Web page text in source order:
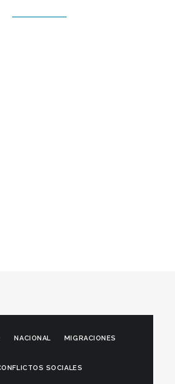
NACIONAL MIGRACIONES
SOCIALES